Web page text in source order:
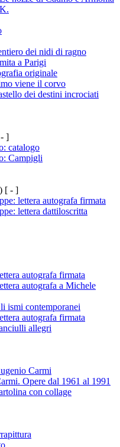
dei nidi di ragno
a Parigi
originale
viene il corvo
dei destini incrociati
]
catalogo
Campigli
[ - ]
lettera autografa firmata
lettera dattiloscritta
autografa firmata
autografa a Michele
ismi contemporanei
autografa firmata
allegri
Carmi
Opere dal 1961 al 1991
con collage